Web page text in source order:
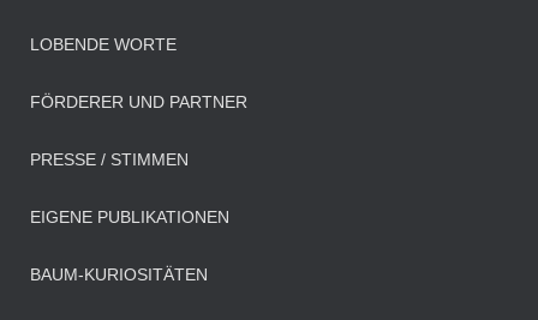
LOBENDE WORTE
FÖRDERER UND PARTNER
PRESSE / STIMMEN
EIGENE PUBLIKATIONEN
BAUM-KURIOSITÄTEN